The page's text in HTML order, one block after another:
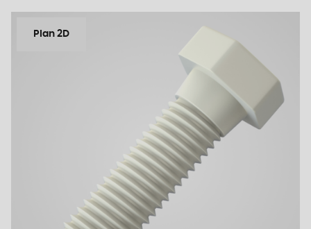
Plan 2D